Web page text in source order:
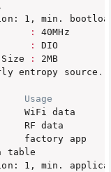
1, min.
:
40MHz
:
DIO
:
2MB
entropy source ..
Usage
data        01
RF data
app      00
table
1, min.